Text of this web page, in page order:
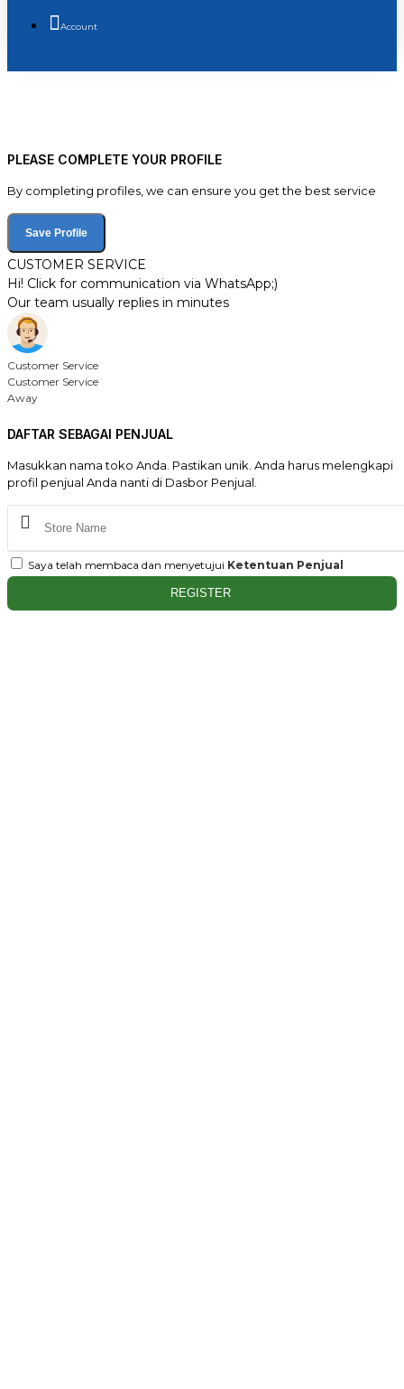
Account
PLEASE COMPLETE YOUR PROFILE
By completing profiles, we can ensure you get the best service
Save Profile
CUSTOMER SERVICE
Hi! Click for communication via WhatsApp;)
Our team usually replies in minutes
Customer Service
Customer Service
Away
DAFTAR SEBAGAI PENJUAL
Masukkan nama toko Anda. Pastikan unik. Anda harus melengkapi
profil penjual Anda nanti di Dasbor Penjual.
Saya telah membaca dan menyetujui Ketentuan Penjual
REGISTER